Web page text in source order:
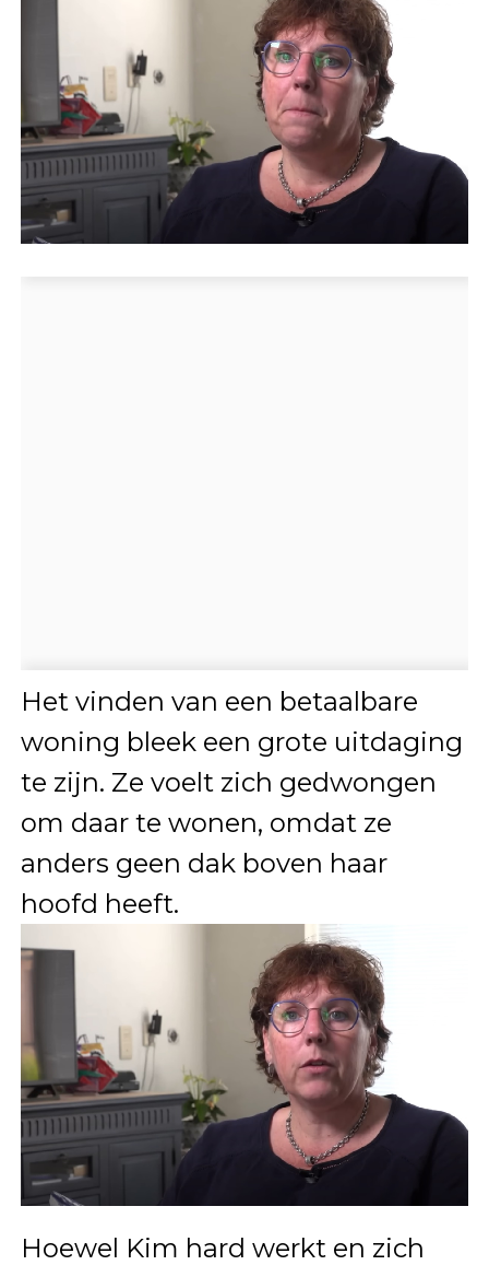
Het vinden van een betaalbare
woning bleek een grote uitdaging
te zijn. Ze voelt zich gedwongen
om daar te wonen, omdat ze
anders geen dak boven haar
hoofd heeft.
Hoewel Kim hard werkt en zich